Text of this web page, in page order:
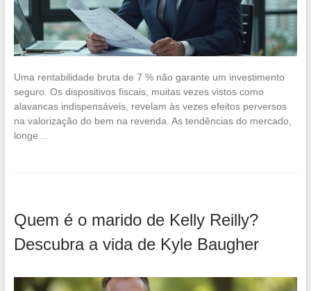
Uma rentabilidade bruta de 7 % não garante um investimento
seguro. Os dispositivos fiscais, muitas vezes vistos como
alavancas indispensáveis, revelam às vezes efeitos perversos
na valorização do bem na revenda. As tendências do mercado,
longe…
Quem é o marido de Kelly Reilly?
Descubra a vida de Kyle Baugher